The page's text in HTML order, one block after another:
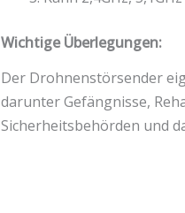
Wichtige Überlegungen:
Der Drohnenstörsender
darunter Gefängnisse,
Sicherheitsbehörden und